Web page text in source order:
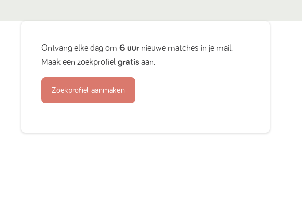
Ontvang elke dag om6 uur nieuwe matches in je mail.
Maak een zoekprofielgratis aan.
Zoekprofiel aanmaken